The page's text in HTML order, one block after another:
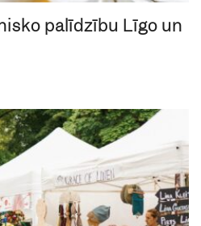
palīdzību Līgo un